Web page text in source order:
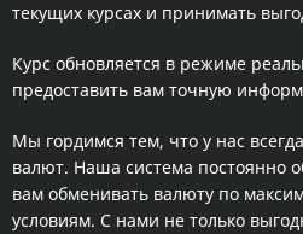
текущих курсах и принимать
Курс обновляется в режиме
предоставить вам точную
Мы гордимся тем, что у нас
валют. Наша система постоянно
вам обменивать валюту по
условиям. С нами не только